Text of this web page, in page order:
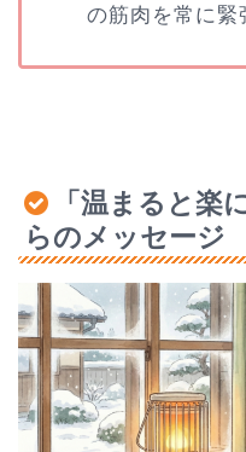
の筋肉を常に緊
「温まると楽
らのメッセージ